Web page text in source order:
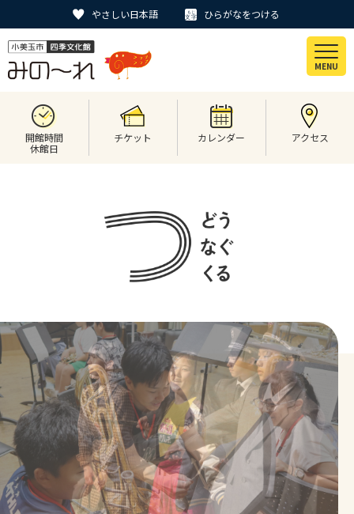
やさしい日本語 ひらがなをつける
MENU
開館時間
休館日
チケット カレンダー アクセス